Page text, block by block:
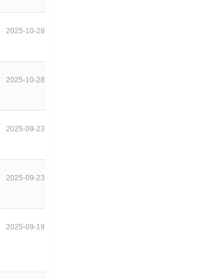
2025-10-28
2025-10-28
2025-09-23
2025-09-23
2025-09-19